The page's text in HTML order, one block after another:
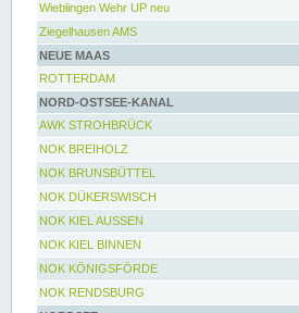
Wieblingen Wehr UP neu
Ziegelhausen AMS
NEUE MAAS
ROTTERDAM
NORD-OSTSEE-KANAL
AWK STROHBRÜCK
NOK BREIHOLZ
NOK BRUNSBÜTTEL
NOK DÜKERSWISCH
NOK KIEL AUSSEN
NOK KIEL BINNEN
NOK KÖNIGSFÖRDE
NOK RENDSBURG